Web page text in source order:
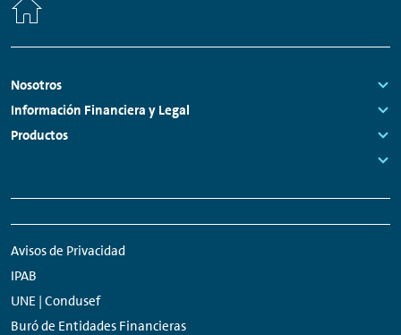
Footer
Navigation
Nosotros
Links:
Información Financiera y Legal
Links:
Productos
Navigation
Avisos de Privacidad
IPAB
UNE | Condusef
Buró de Entidades Financieras
Media
Network
Links